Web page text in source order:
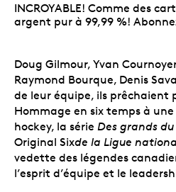
INCROYABLE! Comme des
argent pur à 99,99 %!
Doug Gilmour, Yvan
Raymond Bourque, Denis
de leur équipe, ils prêchaient
Hommage en six temps à
hockey, la série Des grands
Original Sixde la Ligue
vedette des légendes
l’esprit d’équipe et le